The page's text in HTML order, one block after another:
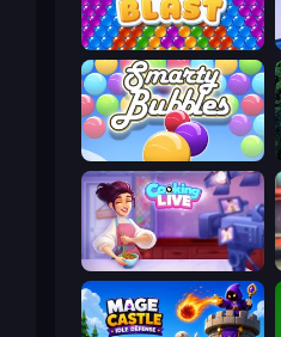
Bubble Blast
Smarty Bubbles
Cooking Live